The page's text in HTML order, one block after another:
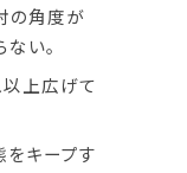
の角度が
い。
以上広げて
キープす